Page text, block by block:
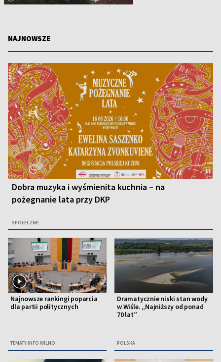
NAJNOWSZE
Dobra muzyka i wyśmienita kuchnia – na
pożegnanie lata przy DKP
SPOŁECZNE
Najnowsze rankingi poparcia
dla partii politycznych
TEMATY INFO WILNO
Dramatycznie niski stan wody
w Wiśle. „Najniższy od ponad
70 lat”
POLSKA